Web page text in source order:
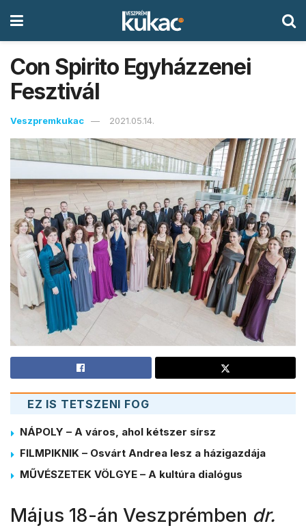
Con Spirito Egyházzenei
Fesztivál
Veszpremkukac 2021.05.14.
EZ IS TETSZENI FOG
NÁPOLY – A város, ahol kétszer sírsz
FILMPIKNIK – Osvárt Andrea lesz a házigazdája
MŰVÉSZETEK VÖLGYE – A kultúra dialógus
Május 18-án Veszprémben dr.